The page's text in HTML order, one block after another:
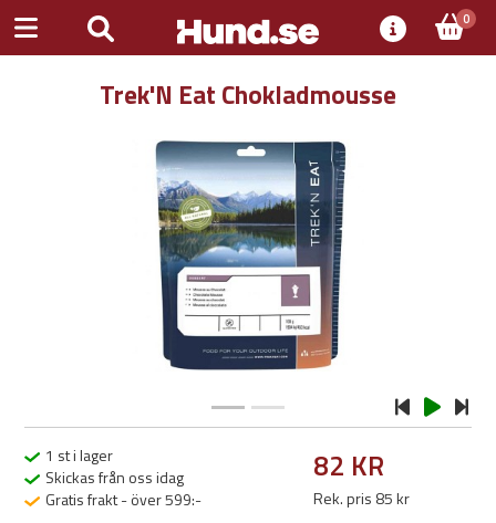
0
Trek'N Eat Chokladmousse
1 st i lager
Skickas från oss idag
Gratis frakt - över 599:-
82 KR
Rek. pris 85 kr